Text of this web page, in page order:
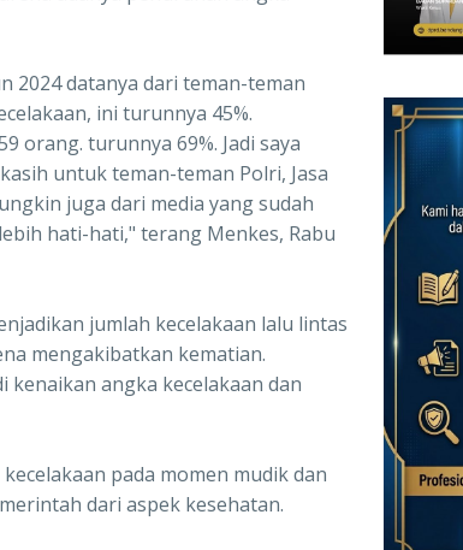
2024 datanya dari teman-teman
ini turunnya 45%.
orang. turunnya 69%. Jadi saya
untuk teman-teman Polri, Jasa
juga dari media yang sudah
hati-hati," terang Menkes, Rabu
jumlah kecelakaan lalu lintas
mengakibatkan kematian.
angka kecelakaan dan
pada momen mudik dan
dari aspek kesehatan.